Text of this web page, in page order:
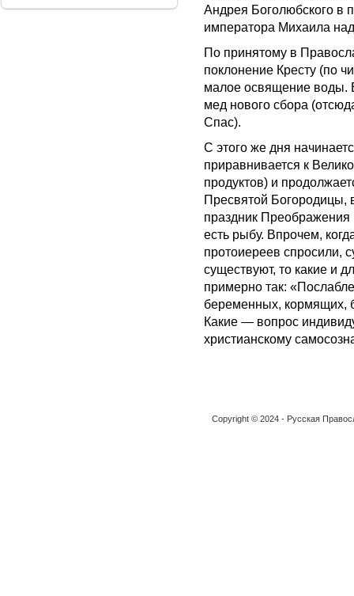
Андрея Боголюбского в
императора Михаила
По принятому в
поклонение Кресту (по
малое освящение воды.
мед нового сбора
Спас).
С этого же дня
приравнивается к
продуктов) и
Пресвятой Богородицы,
праздник
есть рыбу. Впрочем,
протоиереев спросили,
существуют, то какие и
примерно так:
беременных, кормящих,
Какие — вопрос
христианскому
Copyright © 2024 - Русская